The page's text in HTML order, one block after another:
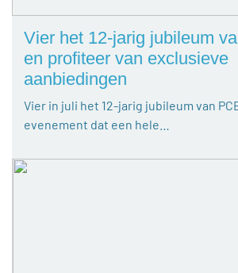
Vier het 12-jarig jubileum
en profiteer van exclusieve
aanbiedingen
Vier in juli het 12-jarig jubileum van
evenement dat een hele…